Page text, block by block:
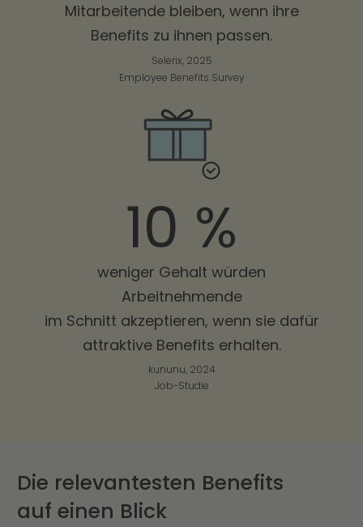
Mitarbeitende bleiben, wenn ihre
Benefits zu ihnen passen.
Selerix, 2025
Employee Benefits Survey
10 %
weniger Gehalt würden
Arbeitnehmende
im Schnitt akzeptieren, wenn sie dafür
attraktive Benefits erhalten.
kununu, 2024
Job-Studie
Die relevantesten Benefits
auf einen Blick